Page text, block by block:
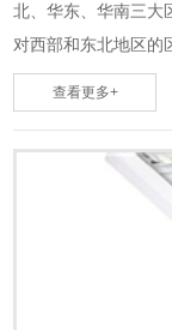
北、华东、华南三大
对西部和东北地区的
势，14年上半年华
查看更多+